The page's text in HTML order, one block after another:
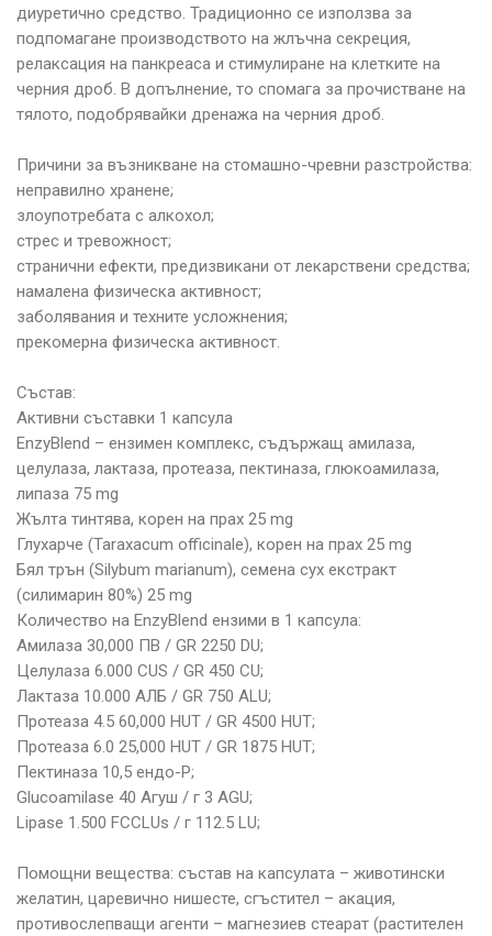
диуретично средство. Традиционно се използва за
подпомагане производството на жлъчна секреция,
релаксация на панкреаса и стимулиране на клетките на
черния дроб. В допълнение, то спомага за прочистване на
тялото, подобрявайки дренажа на черния дроб.
Причини за възникване на стомашно-чревни разстройства:
неправилно хранене;
злоупотребата с алкохол;
стрес и тревожност;
странични ефекти, предизвикани от лекарствени средства;
намалена физическа активност;
заболявания и техните усложнения;
прекомерна физическа активност.
Състав:
Активни съставки 1 капсула
EnzyBlend – ензимен комплекс, съдържащ амилаза,
целулаза, лактаза, протеаза, пектиназа, глюкоамилаза,
липаза 75 mg
Жълта тинтява, корен на прах 25 mg
Глухарче (Taraxacum officinale), корен на прах 25 mg
Бял трън (Silybum marianum), семена сух екстракт
(силимарин 80%) 25 mg
Количество на EnzyBlend ензими в 1 капсула:
Амилаза 30,000 ПВ / GR 2250 DU;
Целулаза 6.000 CUS / GR 450 CU;
Лактаза 10.000 АЛБ / GR 750 ALU;
Протеаза 4.5 60,000 HUT / GR 4500 HUT;
Протеаза 6.0 25,000 HUT / GR 1875 HUT;
Пектиназа 10,5 ендо-P;
Glucoamilase 40 Агуш / г 3 AGU;
Lipase 1.500 FCCLUs / г 112.5 LU;
Помощни вещества: състав на капсулата – животински
желатин, царевично нишесте, сгъстител – акация,
противослепващи агенти – магнезиев стеарат (растителен